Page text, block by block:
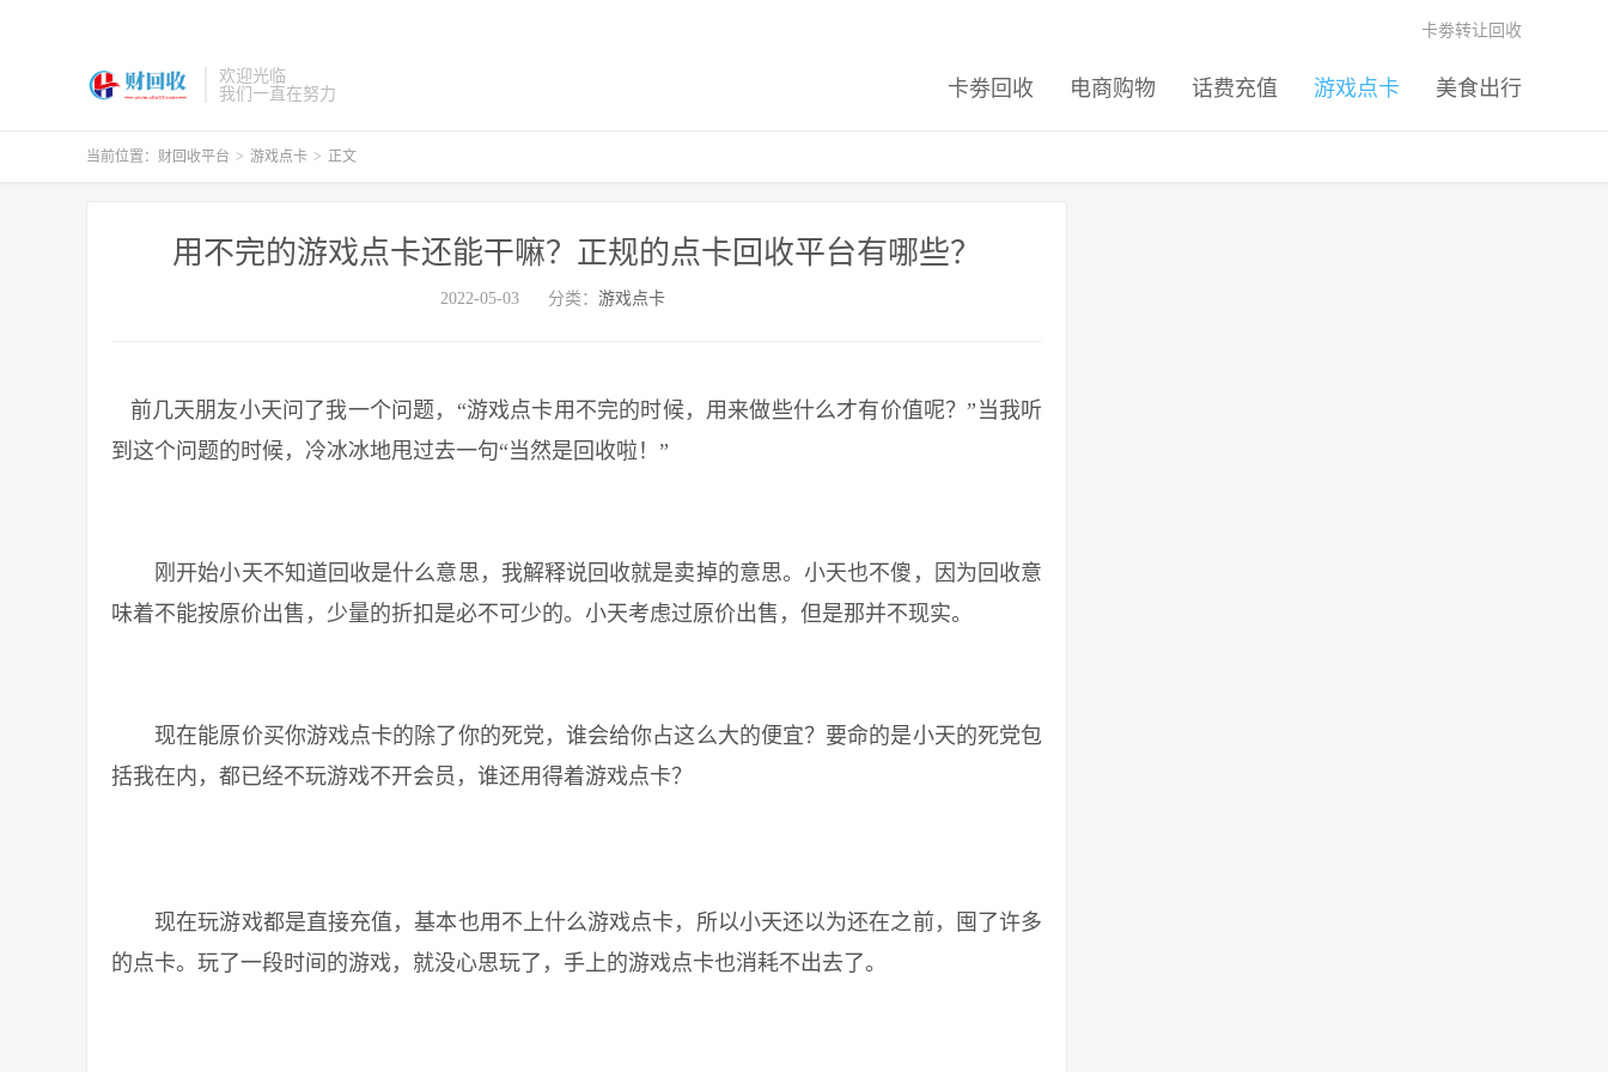
欢迎光临
我们一直在努力
卡劵回收 电商购物 话费充值 游戏点卡 美食出行
卡劵转让回收
当前位置： 财回收平台 > 游戏点卡 > 正文
用不完的游戏点卡还能干嘛？正规的点卡回收平台有哪些？
2022-05-03 分类： 游戏点卡
前几天朋友小天问了我一个问题，“游戏点卡用不完的时候，用来做些什么才有价值呢？”当我听
到这个问题的时候，冷冰冰地甩过去一句“当然是回收啦！”
刚开始小天不知道回收是什么意思，我解释说回收就是卖掉的意思。小天也不傻，因为回收意
味着不能按原价出售，少量的折扣是必不可少的。小天考虑过原价出售，但是那并不现实。
现在能原价买你游戏点卡的除了你的死党，谁会给你占这么大的便宜？要命的是小天的死党包
括我在内，都已经不玩游戏不开会员，谁还用得着游戏点卡？
现在玩游戏都是直接充值，基本也用不上什么游戏点卡，所以小天还以为还在之前，囤了许多
的点卡。玩了一段时间的游戏，就没心思玩了，手上的游戏点卡也消耗不出去了。